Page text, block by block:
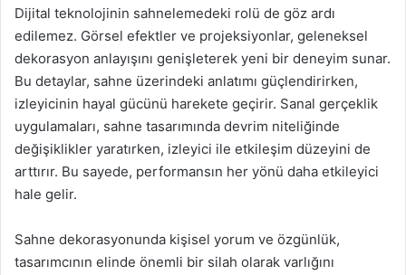
Dijital teknolojinin sahnelemedeki rolü de göz ardı
edilemez. Görsel efektler ve projeksiyonlar, geleneksel
dekorasyon anlayışını genişleterek yeni bir deneyim sunar.
Bu detaylar, sahne üzerindeki anlatımı güçlendirirken,
izleyicinin hayal gücünü harekete geçirir. Sanal gerçeklik
uygulamaları, sahne tasarımında devrim niteliğinde
değişiklikler yaratırken, izleyici ile etkileşim düzeyini de
arttırır. Bu sayede, performansın her yönü daha etkileyici
hale gelir.
Sahne dekorasyonunda kişisel yorum ve özgünlük,
tasarımcının elinde önemli bir silah olarak varlığını